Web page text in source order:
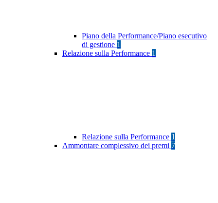
Piano della Performance/Piano esecutivo
di gestione 1
Relazione sulla Performance 1
Relazione sulla Performance 1
Ammontare complessivo dei premi 7